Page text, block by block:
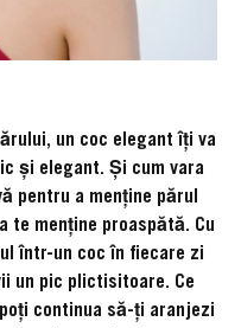
un coc elegant îți va
și elegant. Și cum vara
pentru a menține părul
te menține proaspătă. Cu
într-un coc în fiecare zi
un pic plictisitoare. Ce
continua să-ți aranjezi